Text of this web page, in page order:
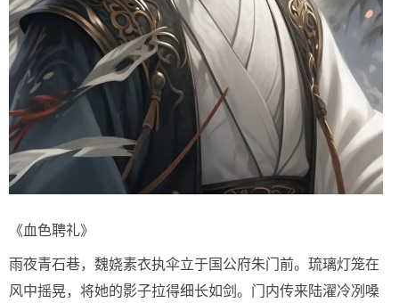
《血色聘礼》
雨夜青石巷，魏娆素衣执伞立于国公府朱门前。琉璃灯笼在
风中摇晃，将她的影子拉得细长如剑。门内传来陆濯冷冽嗓